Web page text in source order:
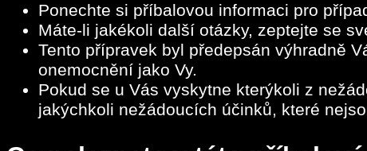
Ponechte si příbalovou informaci pro
Máte-li jakékoli další otázky, zeptejte se
Tento přípravek byl předepsán výhradně
onemocnění jako Vy.
Pokud se u Vás vyskytne kterýkoli z
jakýchkoli nežádoucích účinků, které